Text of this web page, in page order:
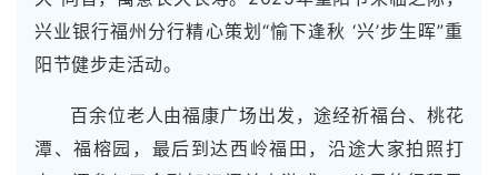
兴业银行福州分行精心策划“愉下逢秋 ‘兴’步生晖”重
阳节健步走活动。
百余位老人由福康广场出发，途经祈福台、桃花
潭、福榕园，最后到达西岭福田，沿途大家拍照打